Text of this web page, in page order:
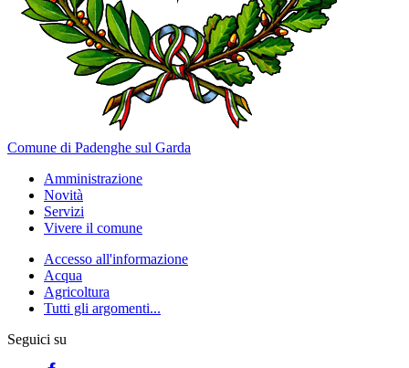
Comune di Padenghe sul Garda
Amministrazione
Novità
Servizi
Vivere il comune
Accesso all'informazione
Acqua
Agricoltura
Tutti gli argomenti...
Seguici su